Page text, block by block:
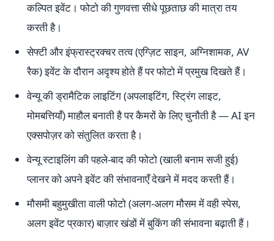
कल्पित इवेंट। फोटो की गुणवत्ता सीधे पूछताछ की मात्रा तय
करती है।
सेफ्टी और इंफ्रास्ट्रक्चर तत्व (एग्ज़िट साइन, अग्निशामक, AV
रैक) इवेंट के दौरान अदृश्य होते हैं पर फोटो में प्रमुख दिखते हैं।
वेन्यू की ड्रामैटिक लाइटिंग (अपलाइटिंग, स्ट्रिंग लाइट,
मोमबत्तियाँ) माहौल बनाती है पर कैमरों के लिए चुनौती है — AI इन
एक्सपोज़र को संतुलित करता है।
वेन्यू स्टाइलिंग की पहले-बाद की फोटो (खाली बनाम सजी हुई)
प्लानर को अपने इवेंट की संभावनाएँ देखने में मदद करती हैं।
मौसमी बहुमुखीता वाली फोटो (अलग-अलग मौसम में वही स्पेस,
अलग इवेंट प्रकार) बाज़ार खंडों में बुकिंग की संभावना बढ़ाती हैं।